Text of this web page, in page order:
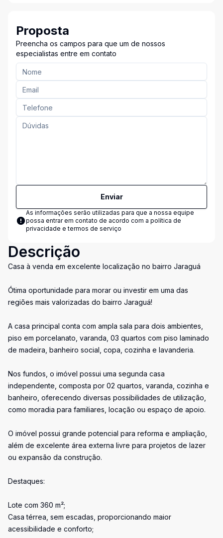
Proposta
Preencha os campos para que um de nossos
especialistas entre em contato
Enviar
As informações serão utilizadas para que a nossa equipe
possa entrar em contato de acordo com a política de
privacidade e termos de serviço
Descrição
Casa à venda em excelente localização no bairro Jaraguá
Ótima oportunidade para morar ou investir em uma das
regiões mais valorizadas do bairro Jaraguá!
A casa principal conta com ampla sala para dois ambientes,
piso em porcelanato, varanda, 03 quartos com piso laminado
de madeira, banheiro social, copa, cozinha e lavanderia.
Nos fundos, o imóvel possui uma segunda casa
independente, composta por 02 quartos, varanda, cozinha e
banheiro, oferecendo diversas possibilidades de utilização,
como moradia para familiares, locação ou espaço de apoio.
O imóvel possui grande potencial para reforma e ampliação,
além de excelente área externa livre para projetos de lazer
ou expansão da construção.
Destaques:
Lote com 360 m²;
Casa térrea, sem escadas, proporcionando maior
acessibilidade e conforto;